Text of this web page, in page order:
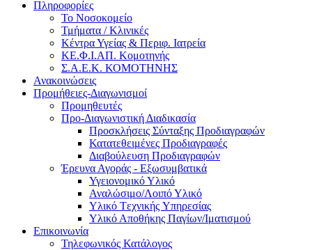
Πληροφορίες
Το Νοσοκομείο
Τμήματα / Κλινικές
Κέντρα Υγείας & Περιφ. Ιατρεία
ΚΕ.Φ.Ι.ΑΠ. Κομοτηνής
Σ.Α.Ε.Κ. ΚΟΜΟΤΗΝΗΣ
Ανακοινώσεις
Προμήθειες-Διαγωνισμοί
Προμηθευτές
Προ-Διαγωνιστική Διαδικασία
Προσκλήσεις Σύνταξης Προδιαγραφών
Κατατεθειμένες Προδιαγραφές
Διαβούλευση Προδιαγραφών
Έρευνα Αγοράς - Εξωσυμβατικά
Υγειονομικό Υλικό
Αναλώσιμο/Λοιπό Υλικό
Υλικό Tεχνικής Yπηρεσίας
Υλικό Αποθήκης Παγίων/Ιματισμού
Επικοινωνία
Τηλεφωνικός Κατάλογος